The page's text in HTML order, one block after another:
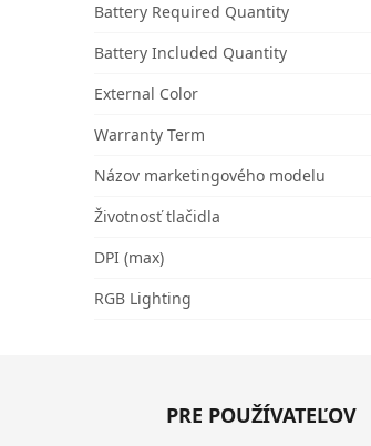
Battery Required Quantity
Battery Included Quantity
External Color
Warranty Term
Názov marketingového modelu
Životnosť tlačidla
DPI (max)
RGB Lighting
PRE POUŽÍVATEĽOV